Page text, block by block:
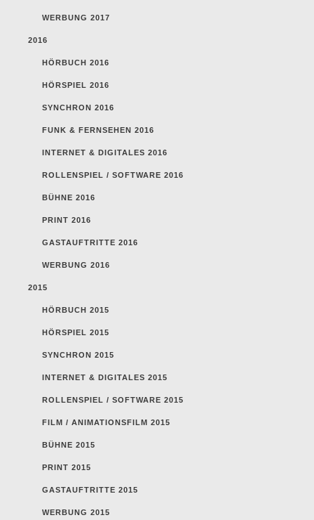
WERBUNG 2017
2016
HÖRBUCH 2016
HÖRSPIEL 2016
SYNCHRON 2016
FUNK & FERNSEHEN 2016
INTERNET & DIGITALES 2016
ROLLENSPIEL / SOFTWARE 2016
BÜHNE 2016
PRINT 2016
GASTAUFTRITTE 2016
WERBUNG 2016
2015
HÖRBUCH 2015
HÖRSPIEL 2015
SYNCHRON 2015
INTERNET & DIGITALES 2015
ROLLENSPIEL / SOFTWARE 2015
FILM / ANIMATIONSFILM 2015
BÜHNE 2015
PRINT 2015
GASTAUFTRITTE 2015
WERBUNG 2015